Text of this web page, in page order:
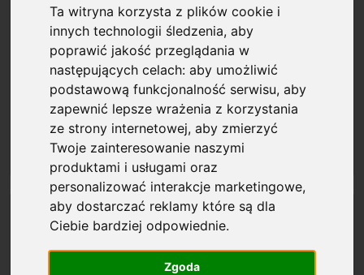
Ta witryna korzysta z plików cookie i
innych technologii śledzenia, aby
poprawić jakość przeglądania w
następujących celach:aby umożliwić
podstawową funkcjonalność serwisu,aby
zapewnić lepsze wrażenia z korzystania
ze strony internetowej,aby zmierzyć
Twoje zainteresowanie naszymi
produktami i usługami oraz
personalizować interakcje marketingowe,
aby dostarczać reklamy które są dla
Ciebie bardziej odpowiednie.
Zgoda
Fundraising